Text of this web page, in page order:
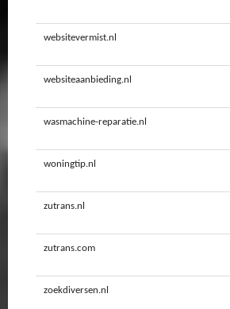
websitevermist.nl
websiteaanbieding.nl
wasmachine-reparatie.nl
woningtip.nl
zutrans.nl
zutrans.com
zoekdiversen.nl